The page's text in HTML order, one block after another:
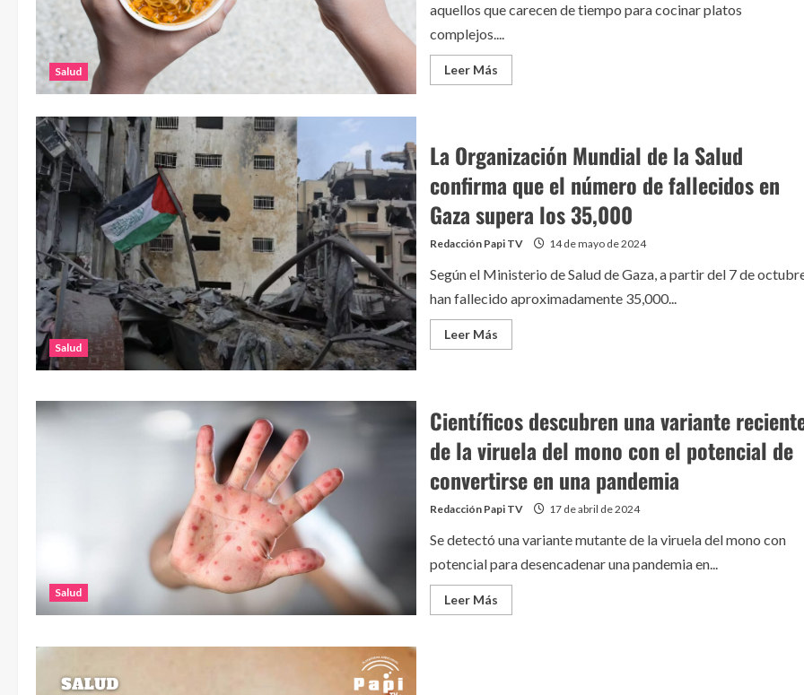
Salud
aquellos que carecen de tiempo para cocinar platos
complejos....
Leer MásLeer
más
identificado
las
sopas
instantáneas
que
sugiere
evitar
su
Salud
La Organización Mundial de la Salud
confirma que el número de fallecidos en
Gaza supera los 35,000
Redacción Papi TV 14 de mayo de 2024
Según el Ministerio de Salud de Gaza, a partir del 7 de
han fallecido aproximadamente 35,000...
Leer MásLeer
más
de
la
Salud
confirma
que
el
de
Gaza
supera
los
35,000
Salud
Científicos descubren una variante
de la viruela del mono con el potencial de
convertirse en una pandemia
Redacción Papi TV 17 de abril de 2024
Se detectó una variante mutante de la viruela del mono con
potencial para desencadenar una pandemia en...
Leer MásLeer
más